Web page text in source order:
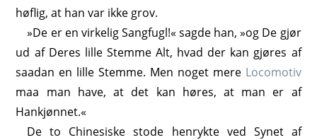
høflig, at han var ikke grov.
»De er en virkelig Sangfugl!« sagde han, »og De gjør
ud af Deres lille Stemme Alt, hvad der kan gjøres af
saadan en lille Stemme. Men noget mere Locomotiv
maa man have, at det kan høres, at man er af
Hankjønnet.«
De to Chinesiske stode henrykte ved Synet af